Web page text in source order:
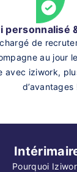
personnalisé
de
au jour
avec iziwork,
d’avantages
Pourquoi